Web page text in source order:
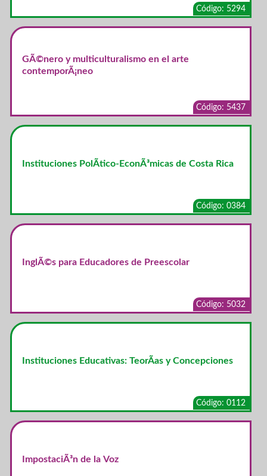
Código: 5294
GÃ©nero y multiculturalismo en el arte
contemporÃ¡neo
Código: 5437
Instituciones PolÃ­tico-EconÃ³micas de Costa Rica
Código: 0384
InglÃ©s para Educadores de Preescolar
Código: 5032
Instituciones Educativas: TeorÃ­as y Concepciones
Código: 0112
ImpostaciÃ³n de la Voz